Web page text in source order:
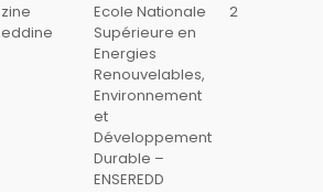
zine
eddine
Ecole Nationale
Supérieure en
Energies
Renouvelables,
Environnement
et
Développement
Durable –
ENSEREDD
2